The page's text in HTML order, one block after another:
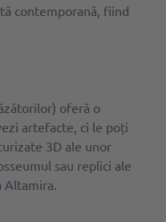
contemporană, fiind
oferă o
artefacte, ci le poți
3D ale unor
sau replici ale